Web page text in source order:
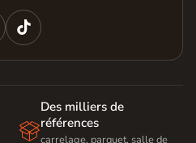

Des milliers de
références
carrelage, parquet, salle de